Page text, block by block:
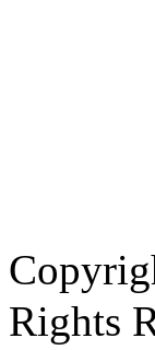
Rights